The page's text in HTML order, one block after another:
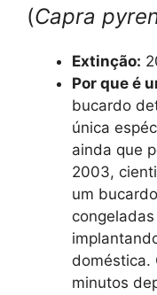
(Capra
Extinção:
Por que é
bucardo
única
ainda que
2003,
um
doméstica.
minutos